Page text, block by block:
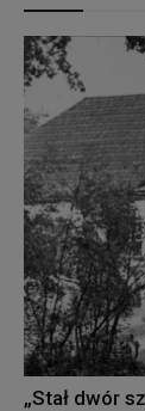
„Stał dwór